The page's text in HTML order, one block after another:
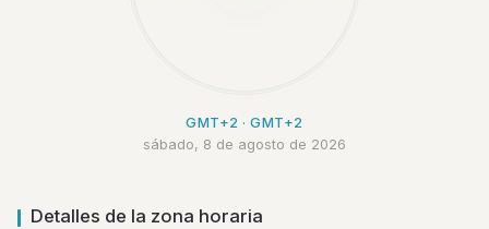
GMT+2 · GMT+2
sábado, 8 de agosto de 2026
Detalles de la zona horaria